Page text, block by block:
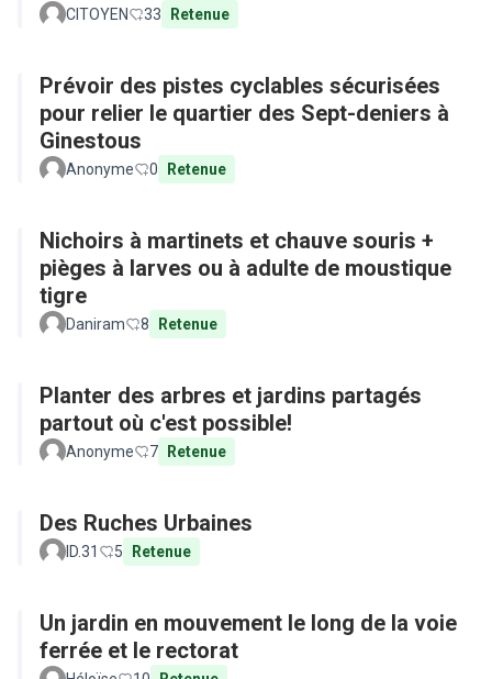
CITOYEN 33 Retenue
Prévoir des pistes cyclables sécurisées
pour relier le quartier des Sept-deniers à
Ginestous
Anonyme 0 Retenue
Nichoirs à martinets et chauve souris +
pièges à larves ou à adulte de moustique
tigre
Daniram 8 Retenue
Planter des arbres et jardins partagés
partout où c'est possible!
Anonyme 7 Retenue
Des Ruches Urbaines
ID.31 5 Retenue
Un jardin en mouvement le long de la voie
ferrée et le rectorat